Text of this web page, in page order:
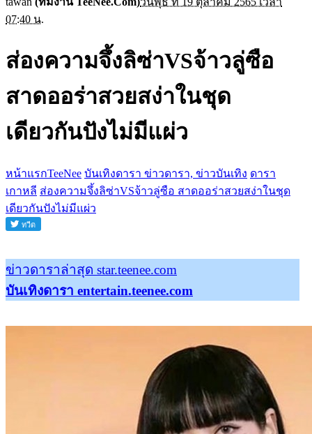
07:40 น.
ส่องความจึ้งลิซ่าVSจ้าวลู่ซือ​
สาดออร่าสวยสง่าในชุด
เดียวกันปังไม่มีแผ่ว
หน้าแรกTeeNee บันเทิงดารา ข่าวดารา, ข่าวบันเทิง ดารา
เกาหลี ส่องความจึ้งลิซ่าVSจ้าวลู่ซือ​ สาดออร่าสวยสง่าในชุด
เดียวกันปังไม่มีแผ่ว
ข่าวดาราล่าสุด star.teenee.com
บันเทิงดารา entertain.teenee.com